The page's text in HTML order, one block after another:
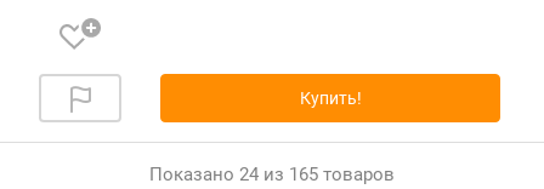
Купить!
Показано 24 из 165 товаров